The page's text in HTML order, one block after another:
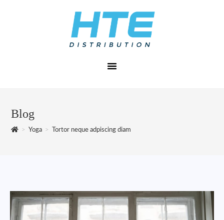
Blog
> Yoga > Tortor neque adpiscing diam